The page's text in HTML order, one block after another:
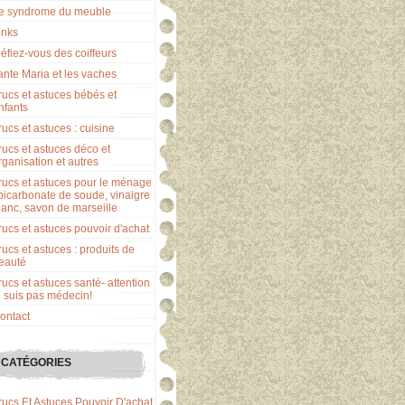
syndrome du meuble
vous des coiffeurs
Maria et les vaches
et astuces bébés et
et astuces : cuisine
et astuces déco et
et autres
et astuces pour le ménage
de soude, vinaigre
savon de marseille
et astuces pouvoir d'achat
et astuces : produits de
et astuces santé- attention
suis pas médecin!
CATÉGORIES
Et Astuces Pouvoir D'achat